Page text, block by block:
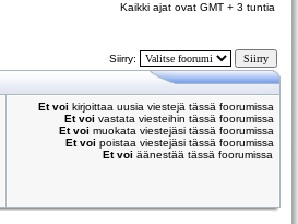
Kaikki ajat ovat GMT + 3 tuntia
Siirry:
Et voi kirjoittaa uusia viestejä tässä foorumissa
Et voi vastata viesteihin tässä foorumissa
Et voi muokata viestejäsi tässä foorumissa
Et voi poistaa viestejäsi tässä foorumissa
Et voi äänestää tässä foorumissa